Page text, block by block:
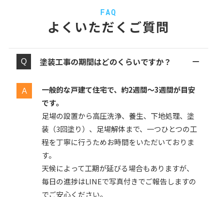
FAQ
よくいただくご質問
塗装工事の期間はどのくらいですか？
一般的な戸建て住宅で、約2週間〜3週間が目安
です。
足場の設置から高圧洗浄、養生、下地処理、塗
装（3回塗り）、足場解体まで、一つひとつの工
程を丁寧に行うためお時間をいただいておりま
す。
天候によって工期が延びる場合もありますが、
毎日の進捗はLINEで写真付きでご報告しますの
でご安心ください。